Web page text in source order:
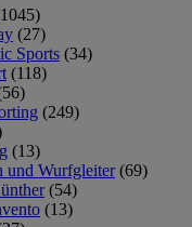
(27)
Sports (34)
(118)
(249)
(13)
und Wurfgleiter (69)
(54)
(13)